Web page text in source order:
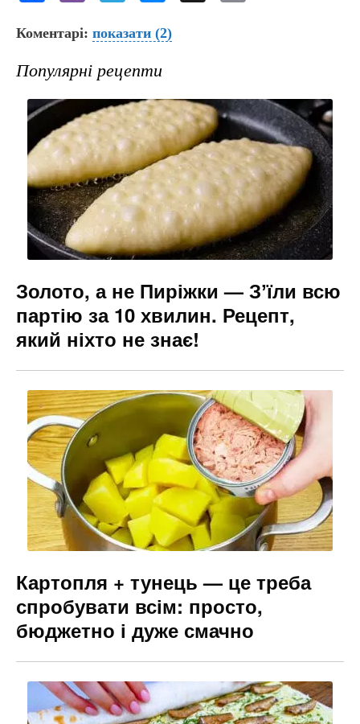
c
e
b
o
o
k
er e
gr
a
m
s
e
n
g
er
Коментарі: показати (2)
Популярні рецепти
Золото, а не Пиріжки — Зʼїли всю
партію за 10 хвилин. Рецепт,
який ніхто не знає!
Картопля + тунець — це треба
спробувати всім: просто,
бюджетно і дуже смачно